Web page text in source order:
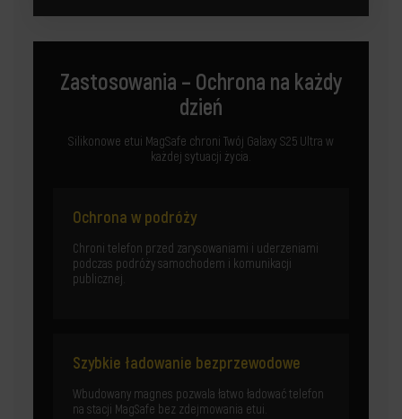
Zastosowania – Ochrona na każdy
dzień
Silikonowe etui MagSafe chroni Twój Galaxy S25 Ultra w
każdej sytuacji życia.
Ochrona w podróży
Chroni telefon przed zarysowaniami i uderzeniami
podczas podróży samochodem i komunikacji
publicznej.
Szybkie ładowanie bezprzewodowe
Wbudowany magnes pozwala łatwo ładować telefon
na stacji MagSafe bez zdejmowania etui.